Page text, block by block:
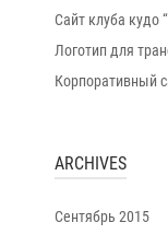
Сайт клуба кудо
Логотип для
Корпоративный
ARCHIVES
Сентябрь 2015